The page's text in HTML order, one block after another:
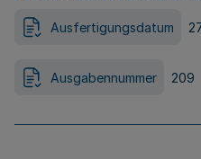
Ausfertigungsdatum
Ausgabennummer 209